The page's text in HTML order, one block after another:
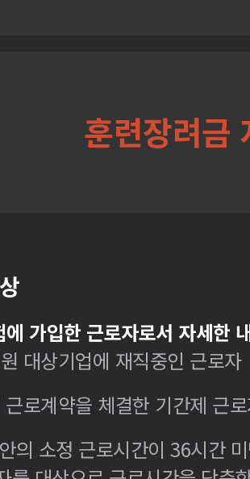
훈련장려금
에 가입한 근로자로서 자세한
대상기업에 재직중인 근로자
로계약을 체결한 기간제 근
의 소정 근로시간이 36시간